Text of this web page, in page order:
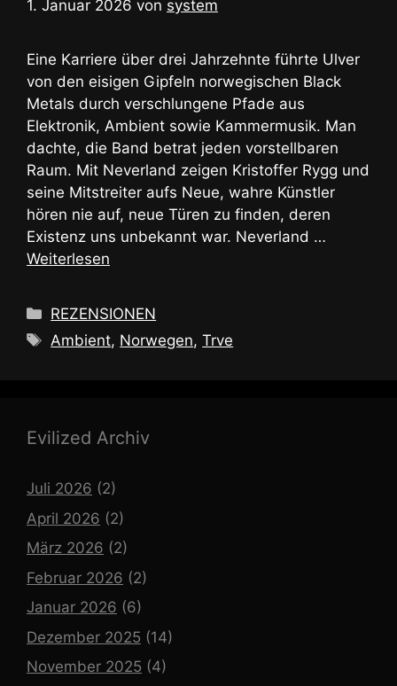
1. Januar 2026 von system
Eine Karriere über drei Jahrzehnte führte Ulver
von den eisigen Gipfeln norwegischen Black
Metals durch verschlungene Pfade aus
Elektronik, Ambient sowie Kammermusik. Man
dachte, die Band betrat jeden vorstellbaren
Raum. Mit Neverland zeigen Kristoffer Rygg und
seine Mitstreiter aufs Neue, wahre Künstler
hören nie auf, neue Türen zu finden, deren
Existenz uns unbekannt war. Neverland …
Weiterlesen
Kategorien
REZENSIONEN
Schlagwörter
Ambient, Norwegen,Trve
Evilized Archiv
Juli 2026 (2)
April 2026 (2)
März 2026 (2)
Februar 2026 (2)
Januar 2026 (6)
Dezember 2025 (14)
November 2025 (4)